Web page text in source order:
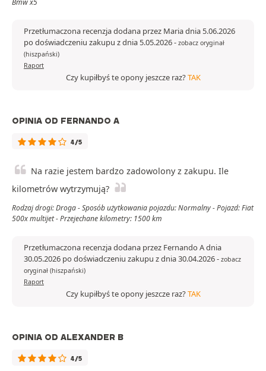
Bmw x5
Przetłumaczona recenzja dodana przez Maria dnia 5.06.2026
po doświadczeniu zakupu z dnia 5.05.2026- zobacz oryginał
(hiszpański)
Raport
Czy kupiłbyś te opony jeszcze raz?TAK
OPINIA OD FERNANDO A
4/5
Na razie jestem bardzo zadowolony z zakupu. Ile
kilometrów wytrzymują?
Rodzaj drogi: Droga - Sposób użytkowania pojazdu: Normalny - Pojazd: Fiat
500x multijet - Przejechane kilometry: 1500 km
Przetłumaczona recenzja dodana przez Fernando A dnia
30.05.2026 po doświadczeniu zakupu z dnia 30.04.2026- zobacz
oryginał (hiszpański)
Raport
Czy kupiłbyś te opony jeszcze raz?TAK
OPINIA OD ALEXANDER B
4/5